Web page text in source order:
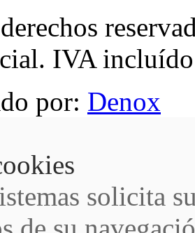
IVA
por: Denox
solicita